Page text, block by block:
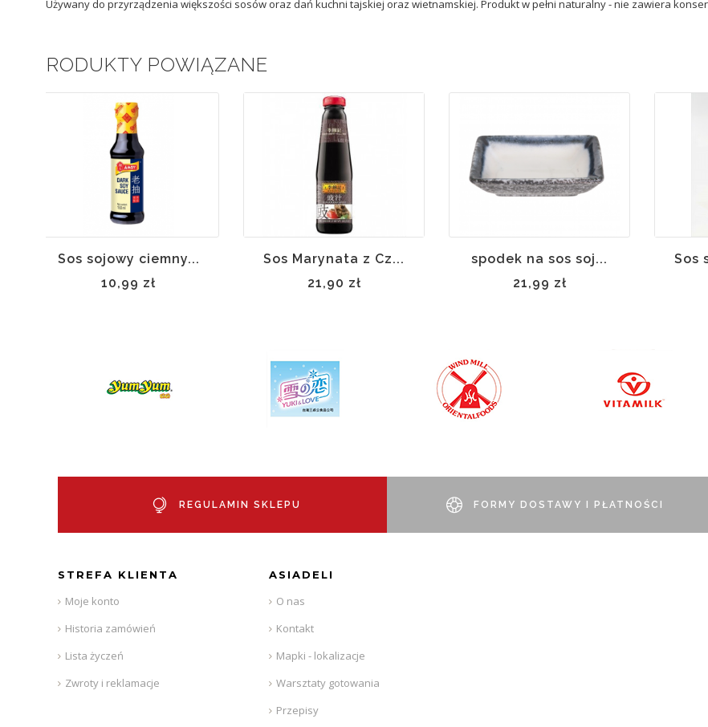
Używany do przyrządzenia większości sosów oraz dań kuchni tajskiej oraz wietnamskiej. Produkt w pełni naturalny - nie zawiera
PRODUKTY POWIĄZANE
Sos sojowy ciemny...
10,99 zł
Sos Marynata z Cz...
21,90 zł
spodek na sos soj...
21,99 zł
Sos
REGULAMIN SKLEPU FORMY DOSTAWY I PŁATNOŚCI
STREFA KLIENTA
Moje konto
Historia zamówień
Lista życzeń
Zwroty i reklamacje
ASIADELI
O nas
Kontakt
Mapki - lokalizacje
Warsztaty gotowania
Przepisy